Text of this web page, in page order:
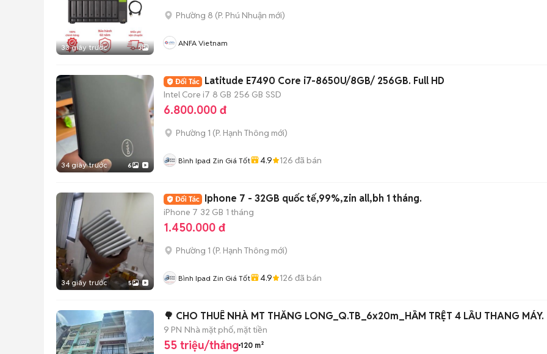
33 giây trước 3
Phường 8 (P. Phú Nhuận mới)
ANFA Vietnam
34 giây trước 6
Latitude E7490 Core i7-8650U/8GB/ 256GB. Full HD
Intel Core i7 8 GB 256 GB SSD
6.800.000 đ
Phường 1 (P. Hạnh Thông mới)
Bình Ipad Zin Giá Tốt 4.9 126 đã bán
34 giây trước 5
Iphone 7 - 32GB quốc tế,99%,zin all,bh 1 tháng.
iPhone 7 32 GB 1 tháng
1.450.000 đ
Phường 1 (P. Hạnh Thông mới)
Bình Ipad Zin Giá Tốt 4.9 126 đã bán
🌳 CHO THUÊ NHÀ MT THĂNG LONG_Q.TB_6x20m_HẦM TRỆT 4 LẦU THANG MÁY.
9 PN Nhà mặt phố, mặt tiền
55 triệu/tháng 120 m²